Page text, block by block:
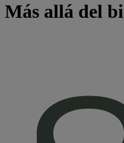
Más allá del